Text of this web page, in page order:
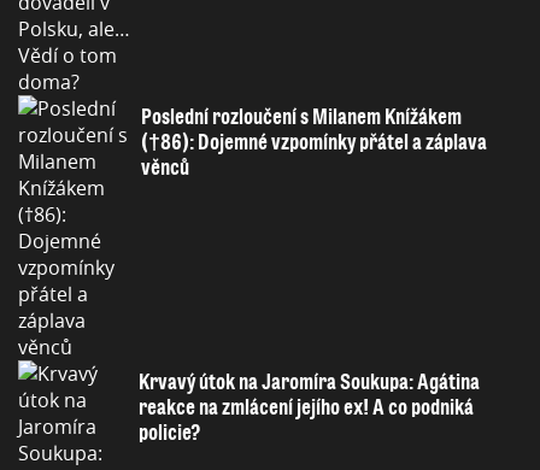
Poslední rozloučení s Milanem Knížákem
(†86): Dojemné vzpomínky přátel a záplava
věnců
Krvavý útok na Jaromíra Soukupa: Agátina
reakce na zmlácení jejího ex! A co podniká
policie?